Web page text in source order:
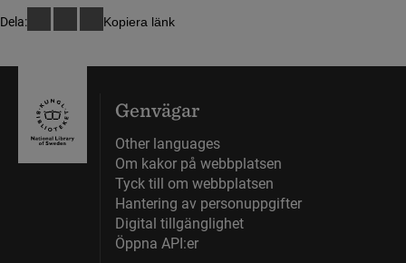
Dela: Kopiera länk
Genvägar
Other languages
Om kakor på webbplatsen
Tyck till om webbplatsen
Hantering av personuppgifter
Digital tillgänglighet
Öppna API:er